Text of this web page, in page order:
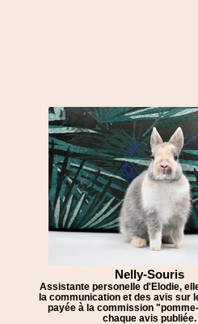
Nelly-Souris
Assistante personelle d'Elodie,
la communication et des avis sur
payée à la commission
chaque avis publiée.